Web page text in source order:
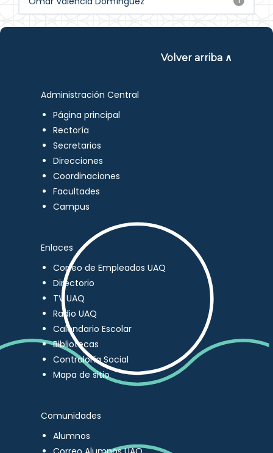
Volver arriba ∧
Administración Central
Página principal
Rectoría
Secretarios
Direcciones
Coordinaciones
Facultades
Campus
Enlaces
Correo de Empleados UAQ
Directorio
TV UAQ
Radio UAQ
Calendario Escolar
Bibliotecas
Contraloría Social
Mapa de sitio
Comunidades
Alumnos